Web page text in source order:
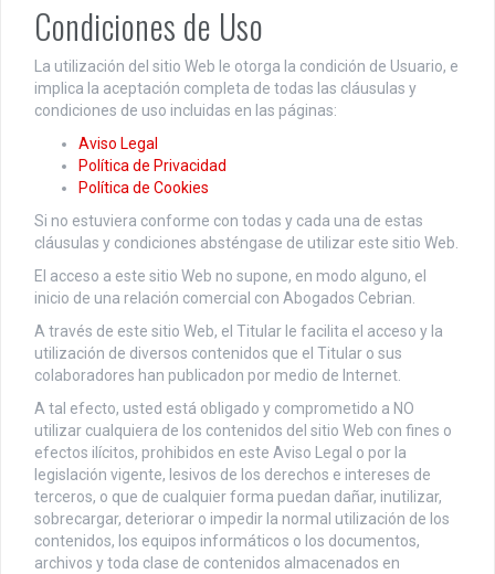
Condiciones de Uso
La utilización del sitio Web le otorga la condición de Usuario, e
implica la aceptación completa de todas las cláusulas y
condiciones de uso incluidas en las páginas:
Aviso Legal
Política de Privacidad
Política de Cookies
Si no estuviera conforme con todas y cada una de estas
cláusulas y condiciones absténgase de utilizar este sitio Web.
El acceso a este sitio Web no supone, en modo alguno, el
inicio de una relación comercial con Abogados Cebrian.
A través de este sitio Web, el Titular le facilita el acceso y la
utilización de diversos contenidos que el Titular o sus
colaboradores han publicadon por medio de Internet.
A tal efecto, usted está obligado y comprometido a NO
utilizar cualquiera de los contenidos del sitio Web con fines o
efectos ilícitos, prohibidos en este Aviso Legal o por la
legislación vigente, lesivos de los derechos e intereses de
terceros, o que de cualquier forma puedan dañar, inutilizar,
sobrecargar, deteriorar o impedir la normal utilización de los
contenidos, los equipos informáticos o los documentos,
archivos y toda clase de contenidos almacenados en